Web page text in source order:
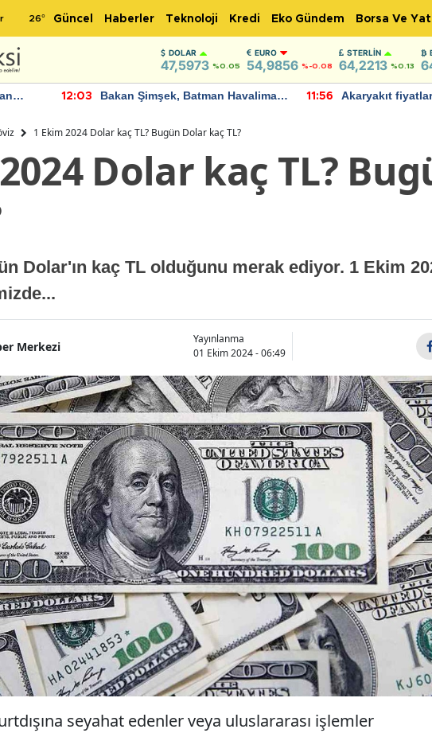
26° Güncel Haberler Teknoloji Kredi Eko Gündem Borsa Ve
DOLAR
47,5973 %0.05
EURO
54,9856 %-0.08
STERLIN
64,2213 %0.13
11:56
Akaryakıt fiyatlarına zam geliyor:
22:37
IMF, Birleşik
1 Ekim 2024 Dolar kaç TL? Bugün Dolar kaç TL?
Dolar kaç TL?
Dolar'ın kaç TL olduğunu merak ediyor. 1 Ekim
Merkezi
Yayınlanma
01 Ekim 2024 - 06:49
seyahat edenler veya uluslararası işlemler